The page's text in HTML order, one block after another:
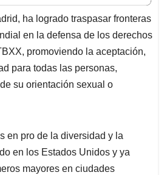
i
l
e
a
d
s
ha logrado traspasar fronteras
en la defensa de los derechos
promoviendo la aceptación,
para todas las personas,
su orientación sexual o
en pro de la diversidad y la
en los Estados Unidos y ya
mayores en ciudades